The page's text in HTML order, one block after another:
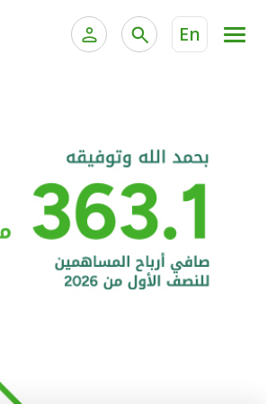
En
الخدمات المصرفية الإلكترونية للشركات
خدمة "بيتك" للتداول الإلكتروني
الحسابات المصرفية
البطاقات
"برامج العملاء"